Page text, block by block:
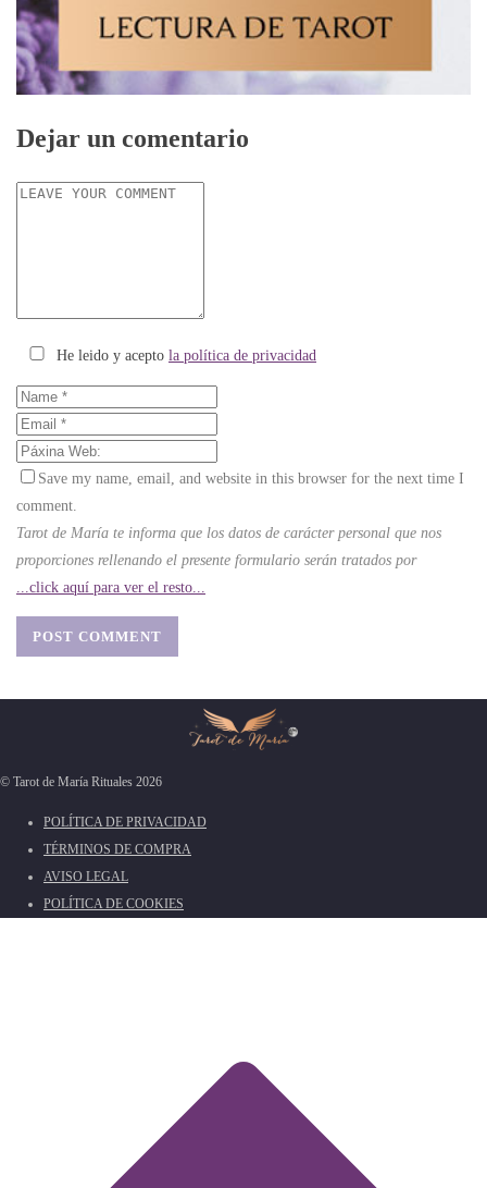
Dejar un comentario
He leido y acepto la política de privacidad
Save my name, email, and website in this browser for the next time I
comment.
Tarot de María te informa que los datos de carácter personal que nos
proporciones rellenando el presente formulario serán tratados por
...click aquí para ver el resto...
© Tarot de María Rituales 2026
POLÍTICA DE PRIVACIDAD
TÉRMINOS DE COMPRA
AVISO LEGAL
POLÍTICA DE COOKIES